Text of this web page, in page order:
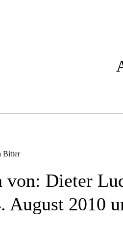
Bitter
von: Dieter
August 2010